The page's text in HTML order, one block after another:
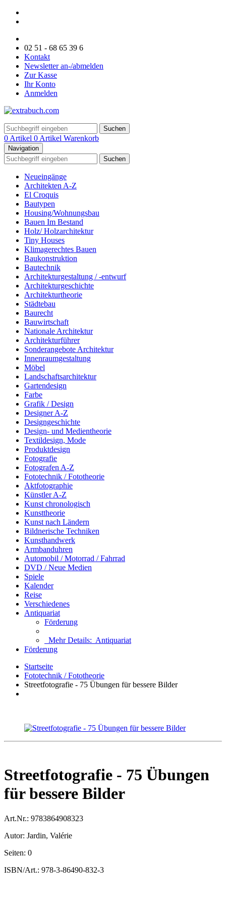
02 51 - 68 65 39 6
Kontakt
Newsletter an-/abmelden
Zur Kasse
Ihr Konto
Anmelden
Suchen
0 Artikel 0 Artikel Warenkorb
Navigation
Suchen
Neueingänge
Architekten A-Z
El Croquis
Bautypen
Housing/Wohnungsbau
Bauen Im Bestand
Holz/ Holzarchitektur
Tiny Houses
Klimagerechtes Bauen
Baukonstruktion
Bautechnik
Architekturgestaltung / -entwurf
Architekturgeschichte
Architekturtheorie
Städtebau
Baurecht
Bauwirtschaft
Nationale Architektur
Architekturführer
Sonderangebote Architektur
Innenraumgestaltung
Möbel
Landschaftsarchitektur
Gartendesign
Farbe
Grafik / Design
Designer A-Z
Designgeschichte
Design- und Medientheorie
Textildesign, Mode
Produktdesign
Fotografie
Fotografen A-Z
Fototechnik / Fototheorie
Aktfotographie
Künstler A-Z
Kunst chronologisch
Kunsttheorie
Kunst nach Ländern
Bildnerische Techniken
Kunsthandwerk
Armbanduhren
Automobil / Motorrad / Fahrrad
DVD / Neue Medien
Spiele
Kalender
Reise
Verschiedenes
Antiquariat
Förderung
Mehr Details: Antiquariat
Förderung
Startseite
Fototechnik / Fototheorie
Streetfotografie - 75 Übungen für bessere Bilder
Streetfotografie - 75 Übungen
für bessere Bilder
Art.Nr.: 9783864908323
Autor: Jardin, Valérie
Seiten: 0
ISBN/Art.: 978-3-86490-832-3